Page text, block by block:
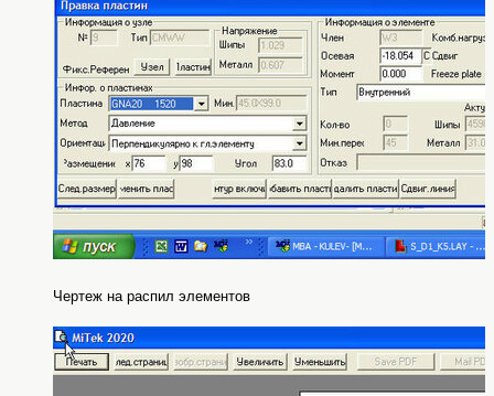
Чертеж на распил элементов